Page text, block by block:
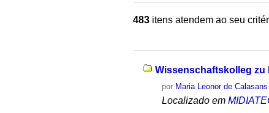
483 itens atendem ao seu
Wissenschaftskolleg zu
por Maria Leonor de Calasans
Localizado em